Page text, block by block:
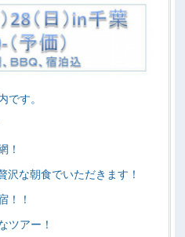
です。
！
沢な朝食でいただきます！
！！
ツアー！